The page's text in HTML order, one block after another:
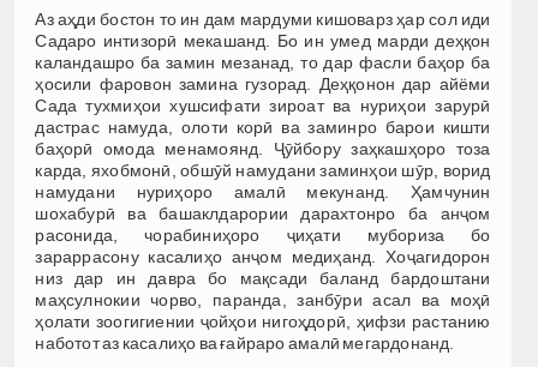
Аз аҳди бостон то ин дам мардуми кишоварз ҳар сол иди
Садаро интизорӣ мекашанд. Бо ин умед марди деҳқон
каландашро ба замин мезанад, то дар фасли баҳор ба
ҳосили фаровон замина гузорад. Деҳқонон дар айёми
Сада тухмиҳои хушсифати зироат ва нуриҳои зарурӣ
даст­рас намуда, олоти корӣ ва заминро барои кишти
баҳорӣ омода менамоянд. Ҷӯйбору заҳкашҳоро тоза
карда, яхобмонӣ, обшӯй намудани заминҳои шӯр, ворид
намудани нуриҳоро амалӣ мекунанд. Ҳамчунин
шохабурӣ ва башаклдарории дарахтонро ба анҷом
расонида, чорабиниҳоро ҷиҳати мубориза бо
зараррасону касалиҳо анҷом медиҳанд. Хоҷагидорон
низ дар ин давра бо мақсади баланд бардоштани
маҳсулнокии чорво, паранда, занбӯри асал ва моҳӣ
ҳолати зоогигиении ҷойҳои нигоҳдорӣ, ҳифзи растанию
наботот аз касалиҳо ва ғайраро амалӣ мегардонанд.